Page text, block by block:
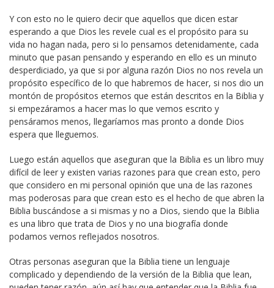
Y con esto no le quiero decir que aquellos que dicen estar
esperando a que Dios les revele cual es el propósito para su
vida no hagan nada, pero si lo pensamos detenidamente, cada
minuto que pasan pensando y esperando en ello es un minuto
desperdiciado, ya que si por alguna razón Dios no nos revela un
propósito específico de lo que habremos de hacer, si nos dio un
montón de propósitos eternos que están descritos en la Biblia y
si empezáramos a hacer mas lo que vemos escrito y
pensáramos menos, llegaríamos mas pronto a donde Dios
espera que lleguemos.
Luego están aquellos que aseguran que la Biblia es un libro muy
difícil de leer y existen varias razones para que crean esto, pero
que considero en mi personal opinión que una de las razones
mas poderosas para que crean esto es el hecho de que abren la
Biblia buscándose a si mismas y no a Dios, siendo que la Biblia
es una libro que trata de Dios y no una biografía donde
podamos vernos reflejados nosotros.
Otras personas aseguran que la Biblia tiene un lenguaje
complicado y dependiendo de la versión de la Biblia que lean,